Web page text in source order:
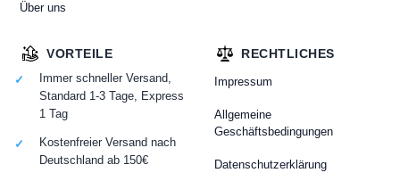
Über uns
RECHTLICHES
Impressum
Allgemeine
Geschäftsbedingungen
Datenschutzerklärung
VORTEILE
Immer schneller Versand,
Standard 1-3 Tage, Express
1 Tag
Kostenfreier Versand nach
Deutschland ab 150€